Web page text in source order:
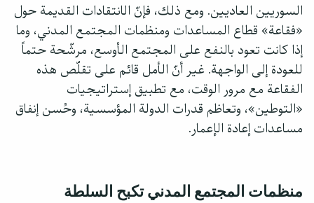
السوريين العاديين. ومع ذلك، فإنّ الانتقادات القديمة حول
«فقاعة» قطاع المساعدات ومنظمات المجتمع المدني، وما
إذا كانت تعود بالنفع على المجتمع الأوسع، مرشّحة حتماً
للعودة إلى الواجهة. غير أنّ الأمل قائم على تقلّص هذه
الفقاعة مع مرور الوقت، مع تطبيق إستراتيجيات
«التوطين»، وتعاظم قدرات الدولة المؤسسية، وحُسن إنفاق
مساعدات إعادة الإعمار.
منظمات المجتمع المدني تكبح السلطة